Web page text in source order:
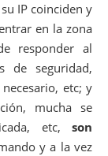
IP coinciden y
en la zona
responder al
de seguridad,
etc; y
mucha se
etc, son
y a la vez